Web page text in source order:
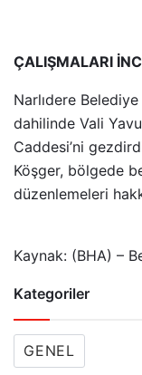
ÇALIŞMALARI
Narlıdere
dahilinde Vali
Caddesi’ni
Köşger, bölgede
düzenlemeleri
Kaynak: (BHA) –
Kategoriler
GENEL